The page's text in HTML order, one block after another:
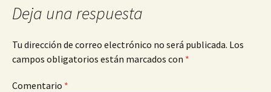
Deja una respuesta
Tu dirección de correo electrónico no será publicada. Los
campos obligatorios están marcados con *
Comentario *